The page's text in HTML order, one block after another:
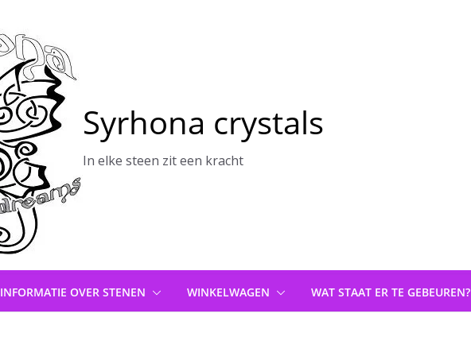
Syrhona crystals
In elke steen zit een kracht
INFORMATIE OVER STENEN WINKELWAGEN WAT STAAT ER TE GEBEUREN?